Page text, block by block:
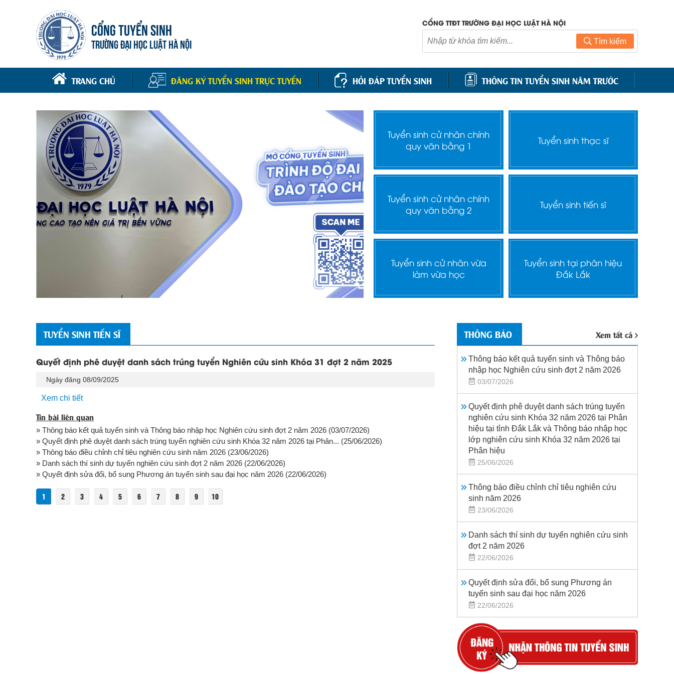
CỔNG TUYỂN SINH
TRƯỜNG ĐẠI HỌC LUẬT HÀ NỘI
CỔNG TTĐT TRƯỜNG ĐẠI HỌC LUẬT HÀ NỘI
Tìm kiếm
TRANG CHỦ ĐĂNG KÝ TUYỂN SINH TRỰC TUYẾN HỎI ĐÁP TUYỂN SINH THÔNG TIN TUYỂN SINH NĂM TRƯỚC
Tuyển sinh cử nhân chính
quy văn bằng 1
Tuyển sinh thạc sĩ
Tuyển sinh cử nhân chính
quy văn bằng 2
Tuyển sinh tiến sĩ
Tuyển sinh cử nhân vừa
làm vừa học
Tuyển sinh tại phân hiệu
Đắk Lắk
TUYỂN SINH TIẾN SĨ
Quyết định phê duyệt danh sách trúng tuyển Nghiên cứu sinh Khóa 31 đợt 2 năm 2025
Ngày đăng 08/09/2025
Xem chi tiết
Tin bài liên quan
» Thông báo kết quả tuyển sinh và Thông báo nhập học Nghiên cứu sinh đợt 2 năm 2026 (03/07/2026)
» Quyết định phê duyệt danh sách trúng tuyển nghiên cứu sinh Khóa 32 năm 2026 tại Phân... (25/06/2026)
» Thông báo điều chỉnh chỉ tiêu nghiên cứu sinh năm 2026 (23/06/2026)
» Danh sách thí sinh dự tuyển nghiên cứu sinh đợt 2 năm 2026 (22/06/2026)
» Quyết định sửa đổi, bổ sung Phương án tuyển sinh sau đại học năm 2026 (22/06/2026)
1 2 3 4 5 6 7 8 9 10
THÔNG BÁO Xem tất cả
Thông báo kết quả tuyển sinh và Thông báo
nhập học Nghiên cứu sinh đợt 2 năm 2026
03/07/2026
Quyết định phê duyệt danh sách trúng tuyển
nghiên cứu sinh Khóa 32 năm 2026 tại Phân
hiệu tại tỉnh Đắk Lắk và Thông báo nhập học
lớp nghiên cứu sinh Khóa 32 năm 2026 tại
Phân hiệu
25/06/2026
Thông báo điều chỉnh chỉ tiêu nghiên cứu
sinh năm 2026
23/06/2026
Danh sách thí sinh dự tuyển nghiên cứu sinh
đợt 2 năm 2026
22/06/2026
Quyết định sửa đổi, bổ sung Phương án
tuyển sinh sau đại học năm 2026
22/06/2026